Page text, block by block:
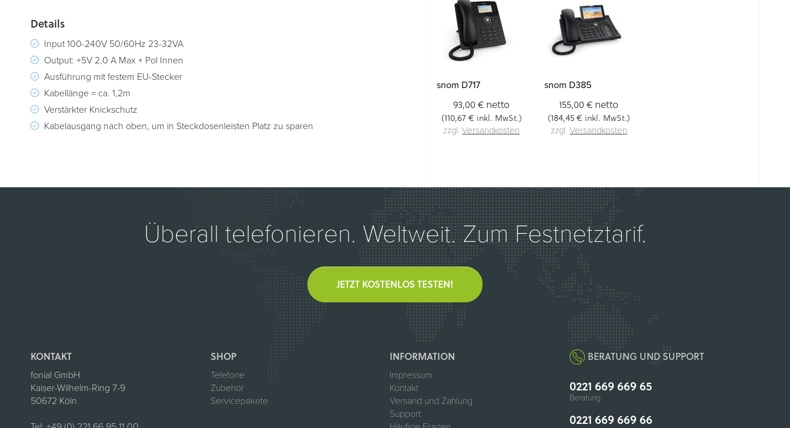
Details
Input 100-240V 50/60Hz 23-32VA
Output: +5V 2,0 A Max + Pol Innen
Ausführung mit festem EU-Stecker
Kabellänge = ca. 1,2m
Verstärkter Knickschutz
Kabelausgang nach oben, um in Steckdosenleisten Platz zu sparen
snom D717
93,00 € netto
(110,67 € inkl. MwSt.)
zzgl. Versandkosten
snom D385
155,00 € netto
(184,45 € inkl. MwSt.)
zzgl. Versandkosten
Überall telefonieren. Weltweit. Zum Festnetztarif.
JETZT KOSTENLOS TESTEN!
KONTAKT
fonial GmbH
Kaiser-Wilhelm-Ring 7-9
50672 Köln
SHOP
Telefone
Zubehör
Servicepakete
INFORMATION
Impressum
Kontakt
Versand und Zahlung
Support
BERATUNG UND SUPPORT
0221 669 669 65
Beratung
0221 669 669 66